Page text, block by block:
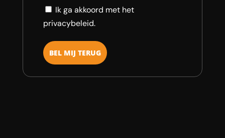
Consent
Ik ga akkoord met het
privacybeleid.